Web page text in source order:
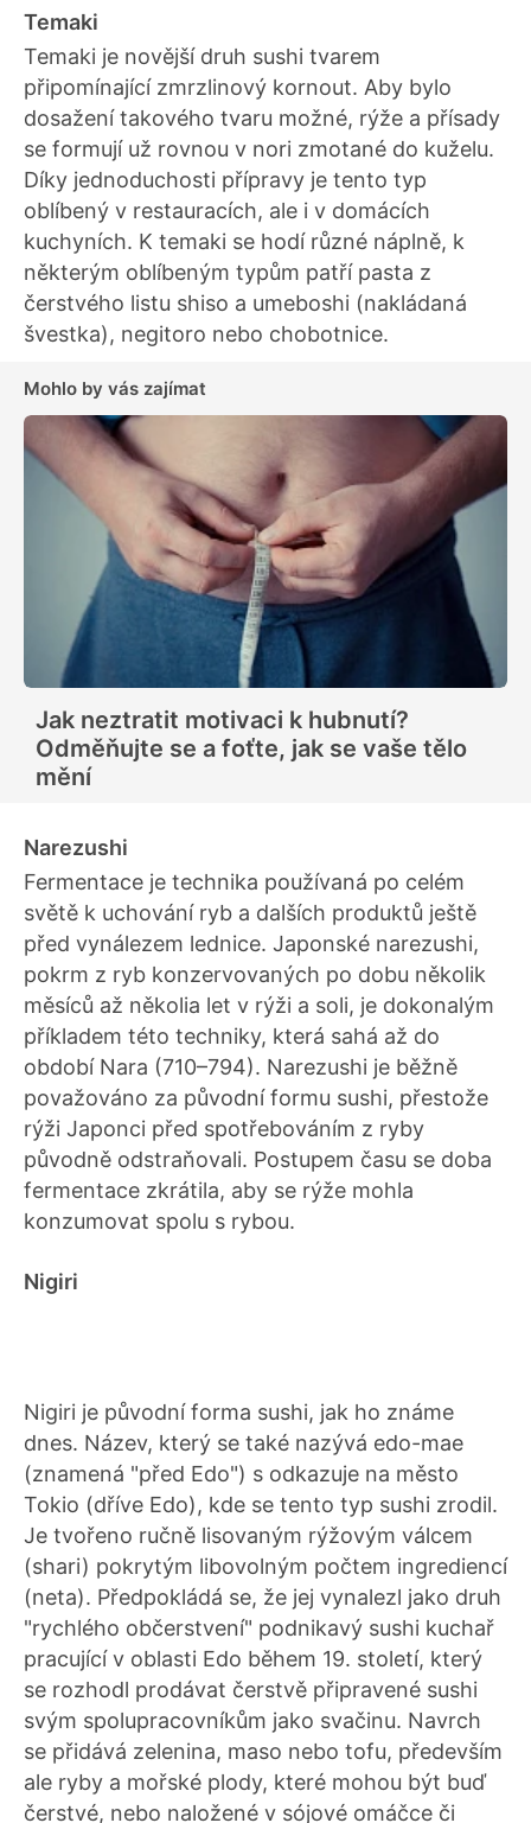
Temaki
Temaki je novější druh sushi tvarem
připomínající zmrzlinový kornout. Aby bylo
dosažení takového tvaru možné, rýže a přísady
se formují už rovnou v nori zmotané do kuželu.
Díky jednoduchosti přípravy je tento typ
oblíbený v restauracích, ale i v domácích
kuchyních. K temaki se hodí různé náplně, k
některým oblíbeným typům patří pasta z
čerstvého listu shiso a umeboshi (nakládaná
švestka), negitoro nebo chobotnice.
Mohlo by vás zajímat
Jak neztratit motivaci k hubnutí?
Odměňujte se a foťte, jak se vaše tělo
mění
Narezushi
Fermentace je technika používaná po celém
světě k uchování ryb a dalších produktů ještě
před vynálezem lednice. Japonské narezushi,
pokrm z ryb konzervovaných po dobu několik
měsíců až několia let v rýži a soli, ​​je dokonalým
příkladem této techniky, která sahá až do
období Nara (710–794). Narezushi je běžně
považováno za původní formu sushi, přestože
rýži Japonci před spotřebováním z ryby
původně odstraňovali. Postupem času se doba
fermentace zkrátila, aby se rýže mohla
konzumovat spolu s rybou.
Nigiri
Nigiri je původní forma sushi, jak ho známe
dnes. Název, který se také nazývá edo-mae
(znamená "před Edo") s odkazuje na město
Tokio (dříve Edo), kde se tento typ sushi zrodil.
Je tvořeno ručně lisovaným rýžovým válcem
(shari) pokrytým libovolným počtem ingrediencí
(neta). Předpokládá se, že jej vynalezl jako druh
"rychlého občerstvení" podnikavý sushi kuchař
pracující v oblasti Edo během 19. století, který
se rozhodl prodávat čerstvě připravené sushi
svým spolupracovníkům jako svačinu. Navrch
se přidává zelenina, maso nebo tofu, především
ale ryby a mořské plody, které mohou být buď
čerstvé, nebo naložené v sójové omáčce či